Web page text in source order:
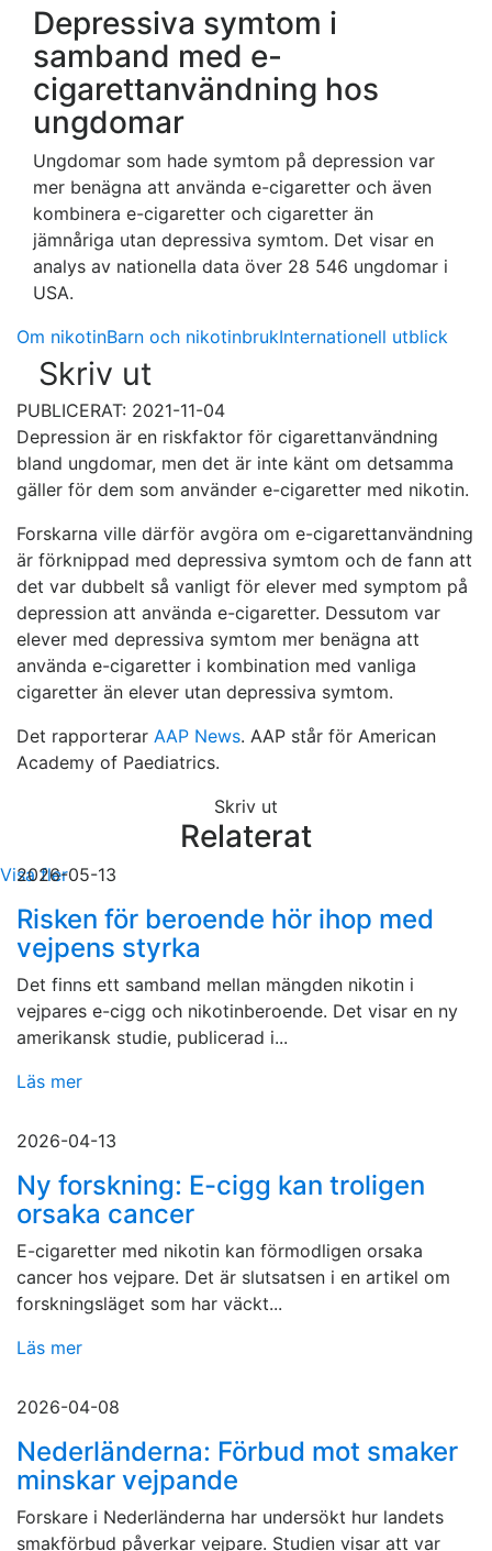
Depressiva symtom i
samband med e-
cigarettanvändning hos
ungdomar
Ungdomar som hade symtom på depression var
mer benägna att använda e-cigaretter och även
kombinera e-cigaretter och cigaretter än
jämnåriga utan depressiva symtom. Det visar en
analys av nationella data över 28 546 ungdomar i
USA.
Om nikotinBarn och nikotinbrukInternationell utblick
Skriv ut
PUBLICERAT: 2021-11-04
Depression är en riskfaktor för cigarettanvändning
bland ungdomar, men det är inte känt om detsamma
gäller för dem som använder e-cigaretter med nikotin.
Forskarna ville därför avgöra om e-cigarettanvändning
är förknippad med depressiva symtom och de fann att
det var dubbelt så vanligt för elever med symptom på
depression att använda e-cigaretter. Dessutom var
elever med depressiva symtom mer benägna att
använda e-cigaretter i kombination med vanliga
cigaretter än elever utan depressiva symtom.
Det rapporterar AAP News. AAP står för American
Academy of Paediatrics.
Skriv ut
Relaterat
2026-05-13
Risken för beroende hör ihop med
vejpens styrka
Det finns ett samband mellan mängden nikotin i
vejpares e-cigg och nikotinberoende. Det visar en ny
amerikansk studie, publicerad i...
Läs mer
2026-04-13
Ny forskning: E-cigg kan troligen
orsaka cancer
E-cigaretter med nikotin kan förmodligen orsaka
cancer hos vejpare. Det är slutsatsen i en artikel om
forskningsläget som har väckt...
Läs mer
2026-04-08
Nederländerna: Förbud mot smaker
minskar vejpande
Forskare i Nederländerna har undersökt hur landets
smakförbud påverkar vejpare. Studien visar att var
Visa fler